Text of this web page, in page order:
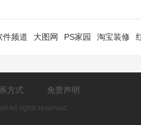
件频道 大图网 PS家园 淘宝装修
方式 免责声明
All rights reserved.